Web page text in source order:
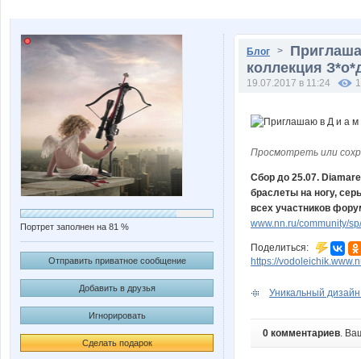
Портрет заполнен на 81 %
Отправить приватное сообщение
Добавить в друзья
Игнорировать
Сделать подарок
Блог >
коллекция
19.07.2017 в 11:24
Просмотреть или
Сбор до 25.07.
браслеты на ногу,
всех участников
www.nn.ru/community/
Поделиться:
https://
Уникальный
0 комментариев.